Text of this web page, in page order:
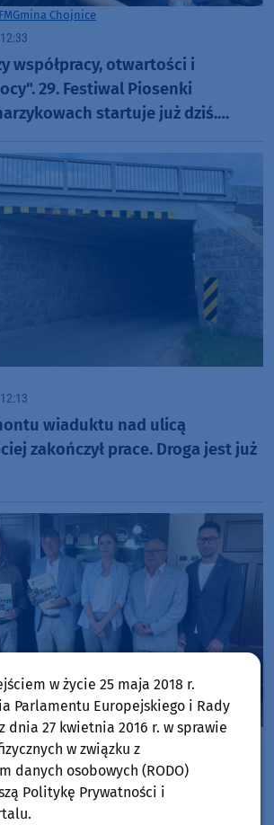
Gmina Chojnice
współpracy, otwartości i
29. Festiwal Piosenki
startuje już dziś.
wiaduktu nad ulicą
zakończył prace. Droga jest już
podpisały umowę na
rowerowej przy drodze
w życie 25 maja 2018 r.
Parlamentu Europejskiego i Rady
dnia 27 kwietnia 2016 r. w sprawie
w związku z
danych osobowych (RODO)
Politykę Prywatności i